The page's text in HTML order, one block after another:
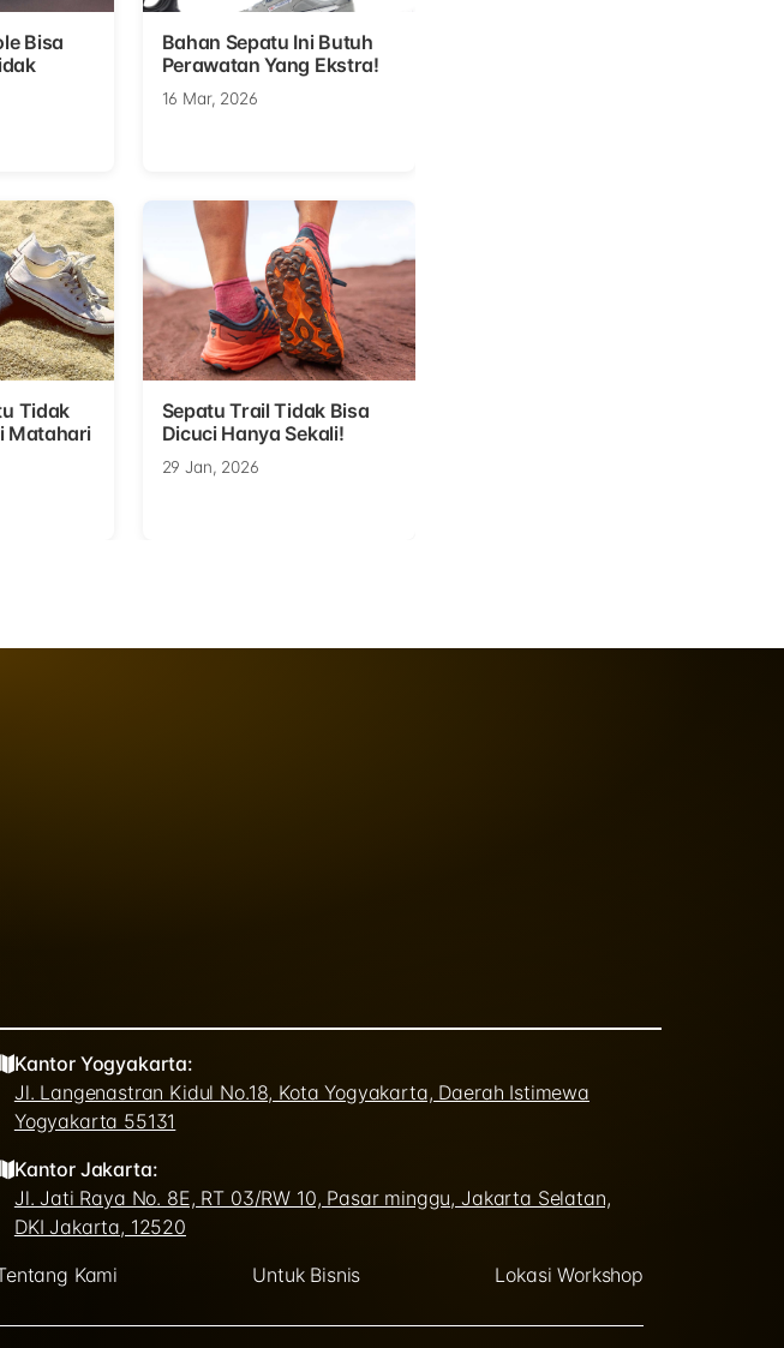
Bisa
Bahan Sepatu Ini Butuh
Perawatan Yang Ekstra!
16 Mar, 2026
Tidak
Matahari
Sepatu Trail Tidak Bisa
Dicuci Hanya Sekali!
29 Jan, 2026
Kantor Yogyakarta:
Jl. Langenastran Kidul No.18, Kota Yogyakarta, Daerah Istimewa
Yogyakarta 55131
Kantor Jakarta:
Jl. Jati Raya No. 8E, RT 03/RW 10, Pasar minggu, Jakarta Selatan,
DKI Jakarta, 12520
Kami
Untuk Bisnis Lokasi Workshop